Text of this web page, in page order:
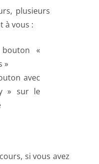
plusieurs
à vous :
«
»
avec
» sur le
si vous avez